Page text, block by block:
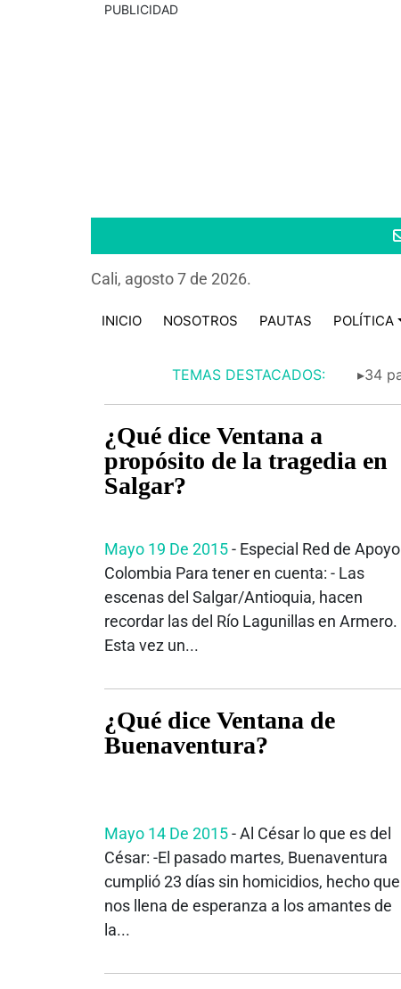
PUBLICIDAD
Cali, agosto 7 de 2026.
INICIO NOSOTROS PAUTAS POLÍTICA
TEMAS DESTACADOS: ▸34
¿Qué dice Ventana a
propósito de la tragedia en
Salgar?
Mayo 19 De 2015- Especial Red de Apoyo
Colombia Para tener en cuenta: - Las
escenas del Salgar/Antioquia, hacen
recordar las del Río Lagunillas en Armero.
Esta vez un...
¿Qué dice Ventana de
Buenaventura?
Mayo 14 De 2015- Al César lo que es del
César: -El pasado martes, Buenaventura
cumplió 23 días sin homicidios, hecho que
nos llena de esperanza a los amantes de
la...